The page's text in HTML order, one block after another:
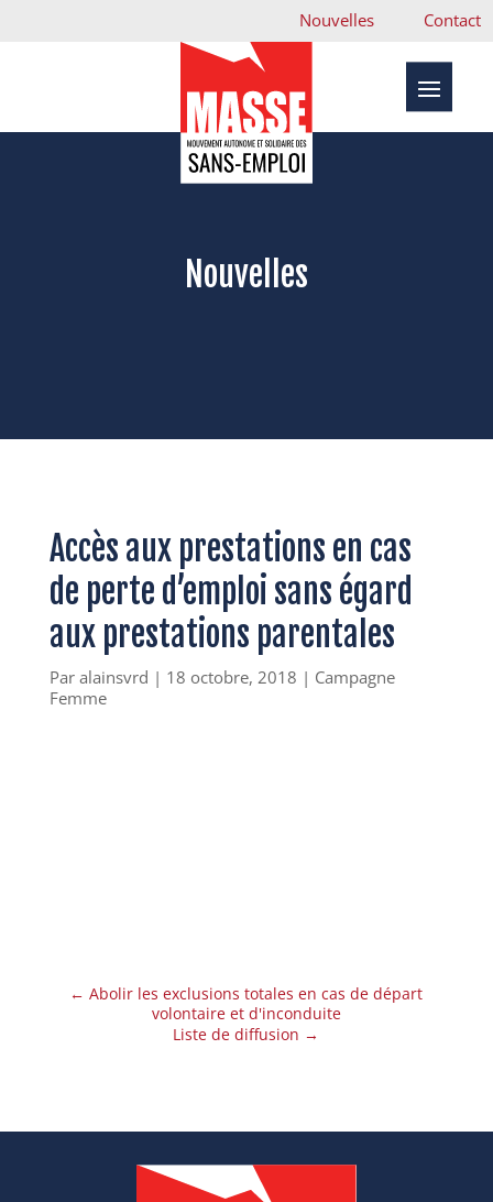
Nouvelles Contact
Nouvelles
Accès aux prestations en cas
de perte d’emploi sans égard
aux prestations parentales
Par alainsvrd | 18 octobre, 2018 | Campagne
Femme
←Abolir les exclusions totales en cas de départ
volontaire et d'inconduite
Liste de diffusion →